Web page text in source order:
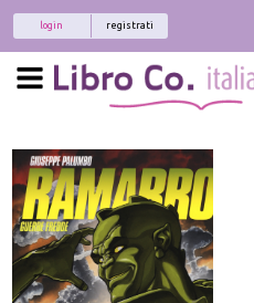
registrati
login